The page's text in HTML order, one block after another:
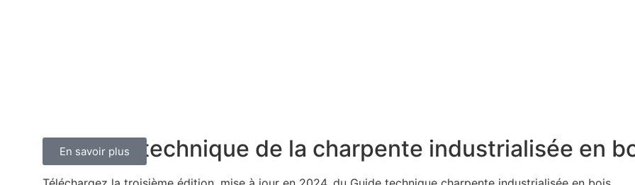
à la une
Le guide technique de la charpente industrialisée en
En savoir plus